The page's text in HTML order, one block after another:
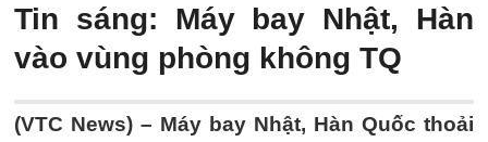
Tin sáng: Máy bay Nhật, Hàn
vào vùng phòng không TQ
(VTC News) – Máy bay Nhật, Hàn Quốc thoải